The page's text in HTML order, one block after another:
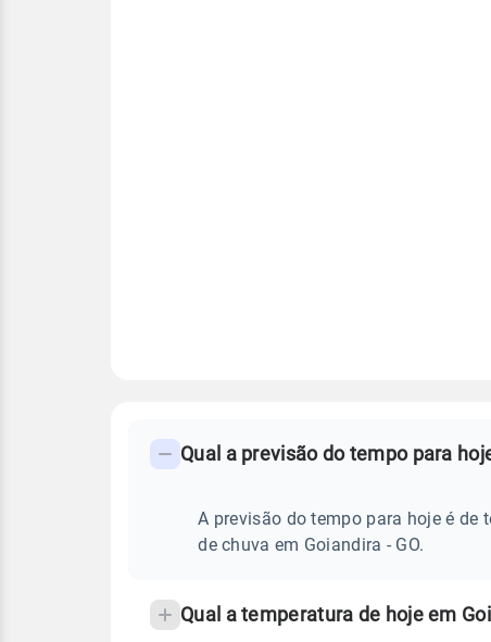
PREVISÃO
frequentes
temperatura
Qual a previsão do tempo para
A previsão do tempo para hoje é de
de chuva em Goiandira - GO.
Qual a temperatura de hoje em